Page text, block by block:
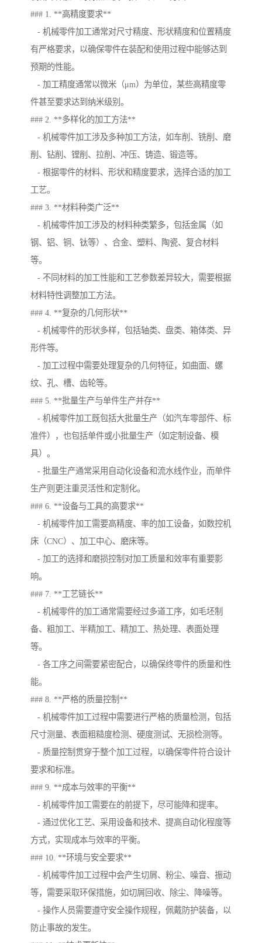
### 1. **高精度要求**
- 机械零件加工通常对尺寸精度、形状精度和位置精度
有严格要求，以确保零件在装配和使用过程中能够达到
预期的性能。
- 加工精度通常以微米（μm）为单位，某些高精度零
件甚至要求达到纳米级别。
### 2. **多样化的加工方法**
- 机械零件加工涉及多种加工方法，如车削、铣削、磨
削、钻削、镗削、拉削、冲压、铸造、锻造等。
- 根据零件的材料、形状和精度要求，选择合适的加工
工艺。
### 3. **材料种类广泛**
- 机械零件加工涉及的材料种类繁多，包括金属（如
钢、铝、铜、钛等）、合金、塑料、陶瓷、复合材料
等。
- 不同材料的加工性能和工艺参数差异较大，需要根据
材料特性调整加工方法。
### 4. **复杂的几何形状**
- 机械零件的形状多样，包括轴类、盘类、箱体类、异
形件等。
- 加工过程中需要处理复杂的几何特征，如曲面、螺
纹、孔、槽、齿轮等。
### 5. **批量生产与单件生产并存**
- 机械零件加工既包括大批量生产（如汽车零部件、标
准件），也包括单件或小批量生产（如定制设备、模
具）。
- 批量生产通常采用自动化设备和流水线作业，而单件
生产则更注重灵活性和定制化。
### 6. **设备与工具的高要求**
- 机械零件加工需要高精度、率的加工设备，如数控机
床（CNC）、加工中心、磨床等。
- 加工的选择和磨损控制对加工质量和效率有重要影
响。
### 7. **工艺链长**
- 机械零件的加工通常需要经过多道工序，如毛坯制
备、粗加工、半精加工、精加工、热处理、表面处理
等。
- 各工序之间需要紧密配合，以确保终零件的质量和性
能。
### 8. **严格的质量控制**
- 机械零件加工过程中需要进行严格的质量检测，包括
尺寸测量、表面粗糙度检测、硬度测试、无损检测等。
- 质量控制贯穿于整个加工过程，以确保零件符合设计
要求和标准。
### 9. **成本与效率的平衡**
- 机械零件加工需要在的前提下，尽可能降和提率。
- 通过优化工艺、采用设备和技术、提高自动化程度等
方式，实现成本与效率的平衡。
### 10. **环境与安全要求**
- 机械零件加工过程中会产生切屑、粉尘、噪音、振动
等，需要采取环保措施，如切屑回收、除尘、降噪等。
- 操作人员需要遵守安全操作规程，佩戴防护装备，以
防止事故的发生。